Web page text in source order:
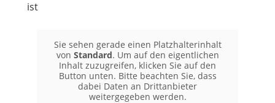
ist
Sie sehen gerade einen Platzhalterinhalt
von Standard. Um auf den eigentlichen
Inhalt zuzugreifen, klicken Sie auf den
Button unten. Bitte beachten Sie, dass
dabei Daten an Drittanbieter
weitergegeben werden.